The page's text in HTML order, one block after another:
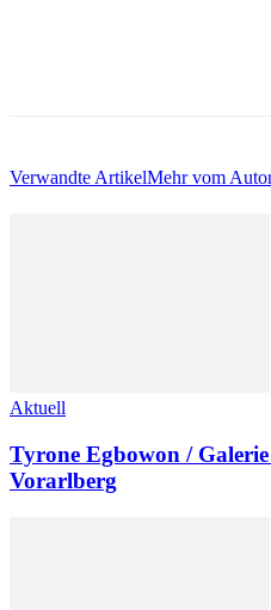
Verwandte ArtikelMehr vom
Aktuell
Tyrone Egbowon /
Vorarlberg